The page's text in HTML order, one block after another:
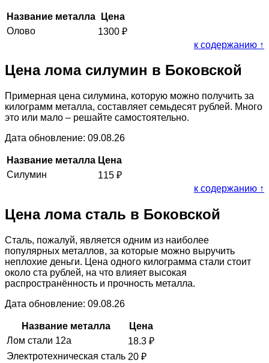
Название металла
Цена
Олово
1300 ₽
к содержанию ↑
Цена лома силумин в Боковской
Примерная цена силумина, которую можно получить за
килограмм металла, составляет семьдесят рублей. Много
это или мало – решайте самостоятельно.
Дата обновление: 09.08.26
Название металла Цена
Силумин
115 ₽
к содержанию ↑
Цена лома сталь в Боковской
Сталь, пожалуй, является одним из наиболее
популярных металлов, за которые можно выручить
неплохие деньги. Цена одного килограмма стали стоит
около ста рублей, на что влияет высокая
распространённость и прочность металла.
Дата обновление: 09.08.26
Название металла
Цена
Лом стали 12а
18.3 ₽
Электротехническая сталь 20 ₽